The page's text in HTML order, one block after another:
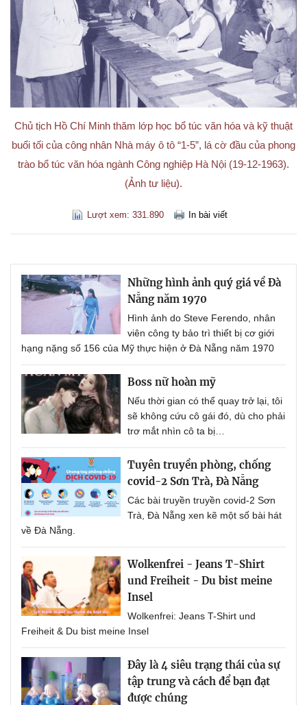
Chủ tịch Hồ Chí Minh thăm lớp học bổ túc văn hóa và kỹ thuật
buổi tối của công nhân Nhà máy ô tô “1-5”, lá cờ đầu của phong
trào bổ túc văn hóa ngành Công nghiệp Hà Nội (19-12-1963).
(Ảnh tư liệu).
Lượt xem: 331.890 In bài viết
Những hình ảnh quý giá về Đà
Nẵng năm 1970
Hình ảnh do Steve Ferendo, nhân
viên công ty bảo trì thiết bị cơ giới
hạng nặng số 156 của Mỹ thực hiện ở Đà Nẵng năm 1970
Boss nữ hoàn mỹ
Nếu thời gian có thể quay trở lại, tôi
sẽ không cứu cô gái đó, dù cho phải
trơ mắt nhìn cô ta bị…
Tuyên truyền phòng, chống
covid-2 Sơn Trà, Đà Nẵng
Các bài truyền truyền covid-2 Sơn
Trà, Đà Nẵng xen kẽ một số bài hát
về Đà Nẵng.
Wolkenfrei - Jeans T-Shirt
und Freiheit - Du bist meine
Insel
Wolkenfrei: Jeans T-Shirt und
Freiheit & Du bist meine Insel
Đây là 4 siêu trạng thái của sự
tập trung và cách để bạn đạt
được chúng